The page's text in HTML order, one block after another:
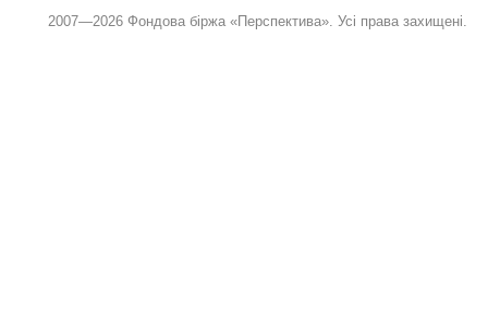
2007—2026 Фондова біржа «Перспектива». Усі права захищені.